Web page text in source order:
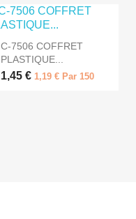
C-7506 COFFRET
PLASTIQUE...
1,45 € 1,19 € Par 150